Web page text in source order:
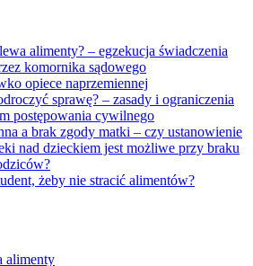
alimenty? – egzekucja świadczenia
komornika sądowego
opiece naprzemiennej
sprawę? – zasady i ograniczenia
postępowania cywilnego
a brak zgody matki – czy ustanowienie
nad dzieckiem jest możliwe przy braku
żeby nie stracić alimentów?